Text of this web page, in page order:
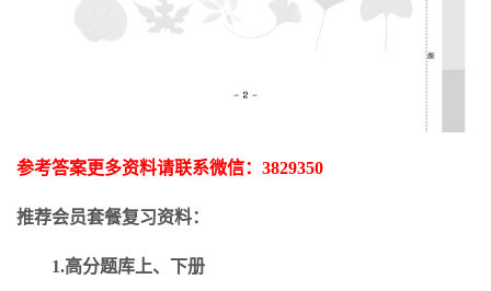
参考答案更多资料请联系微信： 3829350
推荐会员套餐复习资料：
1.高分题库上、下册